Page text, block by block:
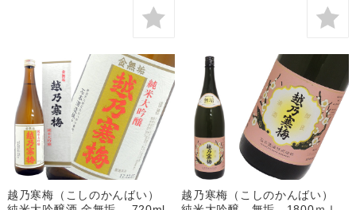
越乃寒梅（こしのかんばい）
越乃寒梅（こしのかんばい）